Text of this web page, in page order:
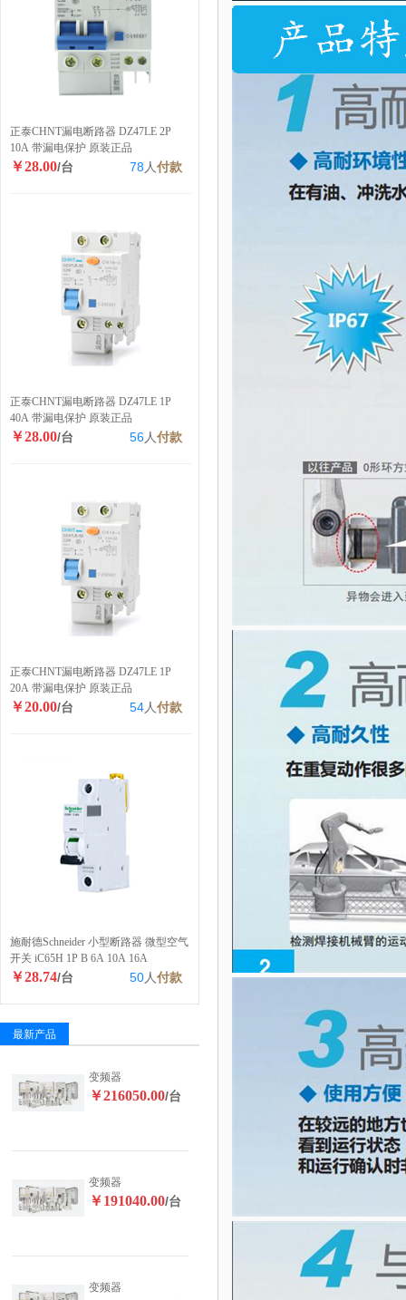
正泰CHNT漏电断路器 DZ47LE 2P
10A 带漏电保护 原装正品
￥28.00/台 78 人付款
正泰CHNT漏电断路器 DZ47LE 1P
40A 带漏电保护 原装正品
￥28.00/台 56人付款
正泰CHNT漏电断路器 DZ47LE 1P
20A 带漏电保护 原装正品
￥20.00/台 54人付款
施耐德Schneider 小型断路器 微型空气
开关 iC65H 1P B 6A 10A 16A
￥28.74/台 50人付款
最新产品
变频器
￥216050.00/台
变频器
￥191040.00/台
变频器